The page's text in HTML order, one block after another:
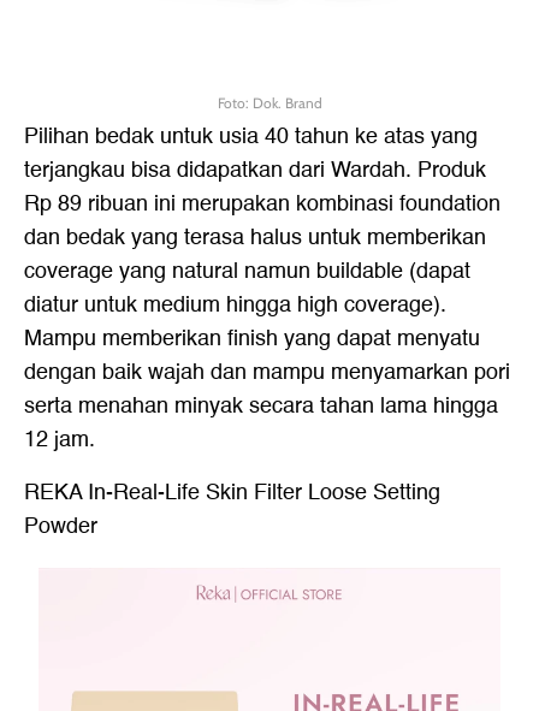
Foto: Dok. Brand
Pilihan bedak untuk usia 40 tahun ke atas yang
terjangkau bisa didapatkan dari Wardah. Produk
Rp 89 ribuan ini merupakan kombinasi foundation
dan bedak yang terasa halus untuk memberikan
coverage yang natural namun buildable (dapat
diatur untuk medium hingga high coverage).
Mampu memberikan finish yang dapat menyatu
dengan baik wajah dan mampu menyamarkan pori
serta menahan minyak secara tahan lama hingga
12 jam.
REKA In-Real-Life Skin Filter Loose Setting
Powder